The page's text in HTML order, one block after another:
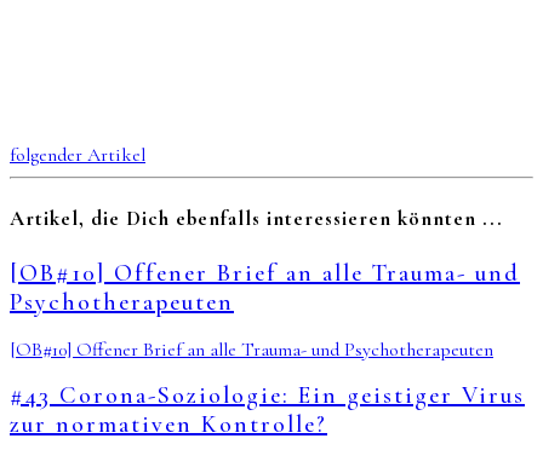
folgender Artikel
Artikel, die Dich ebenfalls interessieren könnten ...
[OB#10] Offener Brief an alle Trauma- und
Psychotherapeuten
[OB#10] Offener Brief an alle Trauma- und Psychotherapeuten
#43 Corona-Soziologie: Ein geistiger Virus
zur normativen Kontrolle?